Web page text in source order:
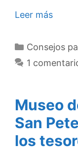
Leer más
Categorías
Consejos
1
Museo
San
los